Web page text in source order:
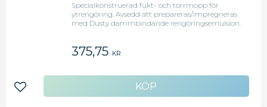
Specialkonstruerad fukt- och torrmopp för
ytrengöring. Avsedd att prepareras/impregneras
med Dusty dammbindande rengöringsemulsion.
ytrengöring/dammupptagning.
375,75 KR
Lägg till i favoriter